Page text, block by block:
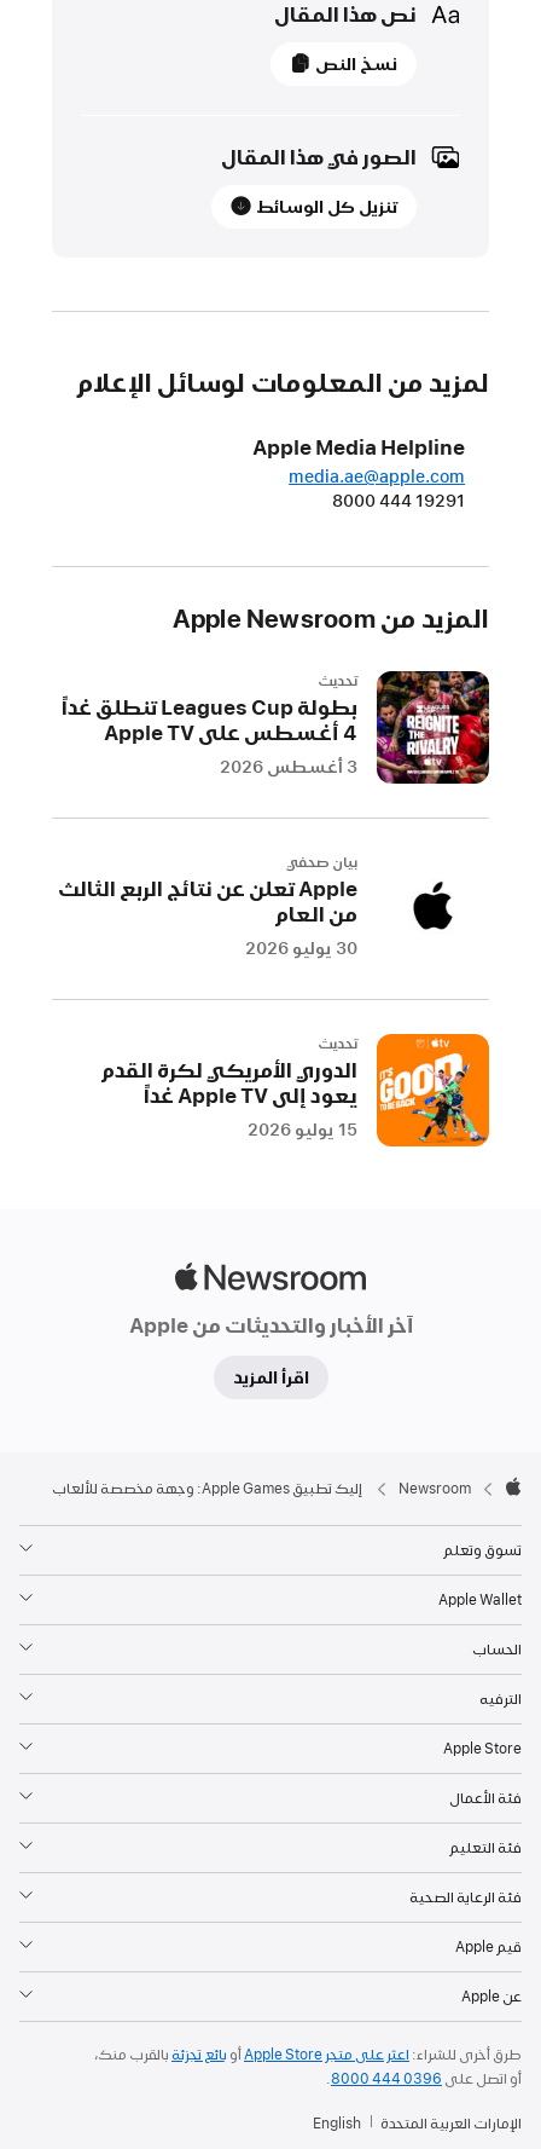
نص هذا المقال
10 يونيو 2025
إليك
Apple Games:
لعب
مع
الأصدقاء
في
Apple
العالمي
للمطورين
(WWDC)
وجهة
جديدة
على
العودة
للاستمتاع
بالألعاب
ألعاب
جديدة
يفضلونها،
لتجعل
حتى
مشاركتها.
Games
اللاعبين
من
أي
مضى
ألعابهم
مكان
نسخ النص
الصور في هذا المقال
تنزيل كل الوسائط
لمزيد من المعلومات لوسائل الإعلام
Apple Media Helpline
media.ae@apple.com
8000 444 19291
المزيد من Apple Newsroom
تحديث
بطولة Leagues Cup تنطلق غداً
4 أغسطس على Apple TV
3 أغسطس 2026
بيان صحفي
Apple تعلن عن نتائج الربع الثالث
من العام
30 يوليو 2026
تحديث
الدوري الأمريكي لكرة القدم
يعود إلى Apple TV غداً
15 يوليو 2026
آخر الأخبار والتحديثات من Apple
اقرأ المزيد
Footer

Newsroom إليك تطبيق Apple Games: وجهة مخصصة للألعاب
تسوق وتعلم
Apple Wallet
الحساب
الترفيه
Apple Store‏
فئة الأعمال
فئة التعليم
فئة الرعاية الصحية
قيم Apple
عن Apple
طرق أخرى للشراء: اعثر على متجر Apple Store‏ أو بائع تجزئة بالقرب منك،
أو اتصل على 0396 444 8000
الإمارات العربية المتحدة English